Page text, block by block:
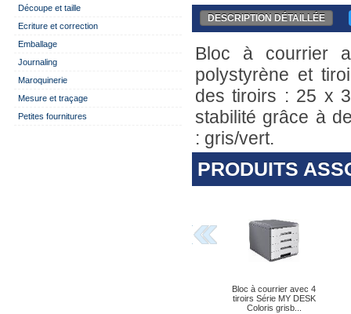
Découpe et taille
Ecriture et correction
Emballage
Journaling
Maroquinerie
Mesure et traçage
Petites fournitures
DESCRIPTION DÉTAILLÉE
Bloc à courrier
polystyrène et
des tiroirs : 25 x
stabilité grâce à
: gris/vert.
PRODUITS
Bloc à courrier avec 4
tiroirs Série MY DESK
Coloris grisb...